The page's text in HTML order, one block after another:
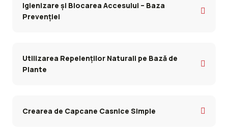
Igienizare și Blocarea Accesului – Baza
Prevenției
Utilizarea Repelenților Naturali pe Bază de
Plante
Crearea de Capcane Casnice Simple